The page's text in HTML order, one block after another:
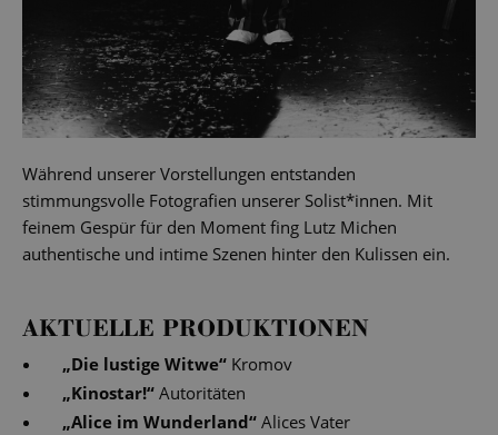
Während unserer Vorstellungen entstanden
stimmungsvolle Fotografien unserer Solist*innen. Mit
feinem Gespür für den Moment fing Lutz Michen
authentische und intime Szenen hinter den Kulissen ein.
AKTUELLE PRODUKTIONEN
„Die lustige Witwe“ Kromov
„Kinostar!“ Autoritäten
„Alice im Wunderland“ Alices Vater